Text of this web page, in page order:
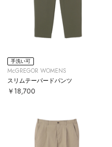
手洗い可
McGREGOR WOMENS
スリムテーパードパンツ
￥18,700